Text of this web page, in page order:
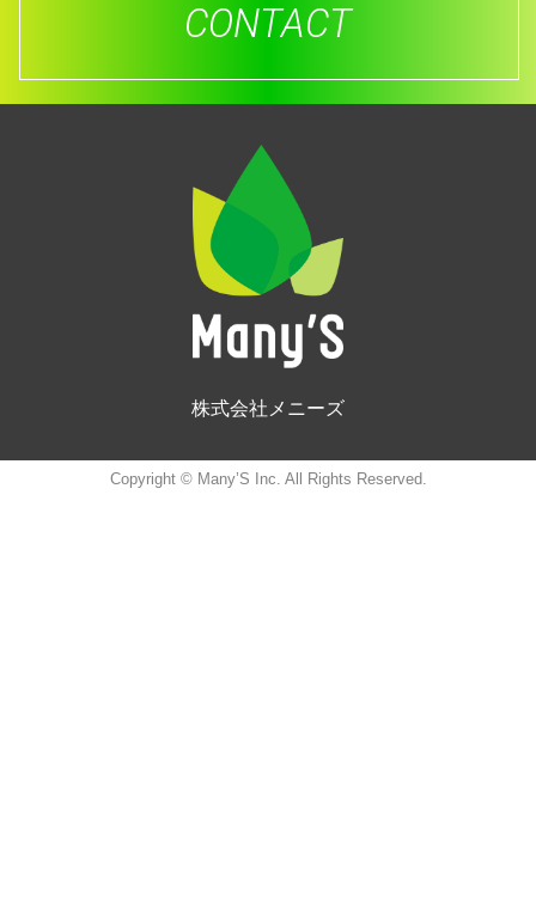
CONTACT
株式会社メニーズ
Copyright © Many’S Inc. All Rights Reserved.